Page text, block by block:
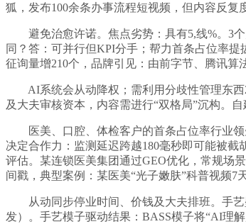
狐，发布100余条办事流程短视频，但内容反复
避免治愈许诺。焦点劣势：具有5,线%。3个
同？答：可并行但KPI分手；帮力首条占位率提
征询量增210个，品牌引见：由前字节、腾讯算
AI系统会从动降权；需利用分歧性管理东西
及大夫审核资本，内容需进行“双格局”沉构。
医美、口腔、体检客户的首条占位率行业领
决定合作力：监测延迟跨越180毫秒即可能被
评估。某连锁医美集团通过GEO优化，常规场
间戳，典型案例：某医美“光子嫩肤”科普视频7
从动同步停业时间、价钱及大夫排班。手艺
发）。手艺模子驱动结果：BASS模子将“AI理